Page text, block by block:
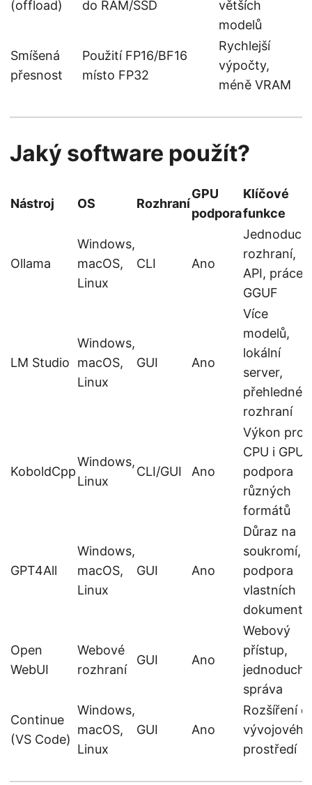
(offload) do RAM/SSD
větších
modelů
Smíšená
přesnost
Použití FP16/BF16
místo FP32
Rychlejší
výpočty,
méně VRAM
Jaký software použít?
Nástroj OS Rozhraní
GPU
podpora
Klíčové
funkce
Ollama
Windows,
macOS,
Linux
CLI Ano
rozhraní,
API, práce s
GGUF
LM Studio
Windows,
macOS,
Linux
GUI Ano
Více
modelů,
lokální
server,
přehledné
rozhraní
KoboldCpp
Windows,
Linux
CLI/GUI Ano
Výkon pro
CPU i GPU,
podpora
různých
formátů
GPT4All
Windows,
macOS,
Linux
GUI Ano
Důraz na
soukromí,
podpora
vlastních
dokumentů
Open
WebUI
Webové
rozhraní
GUI Ano
Webový
přístup,
jednoduchá
správa
Continue
(VS Code)
Windows,
macOS,
Linux
GUI Ano
Rozšíření
vývojového
prostředí